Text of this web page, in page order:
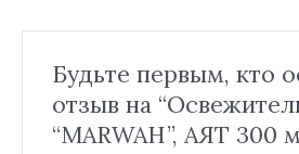
Будьте первым, кто
отзыв на
“MARWAH”, АЯТ 300